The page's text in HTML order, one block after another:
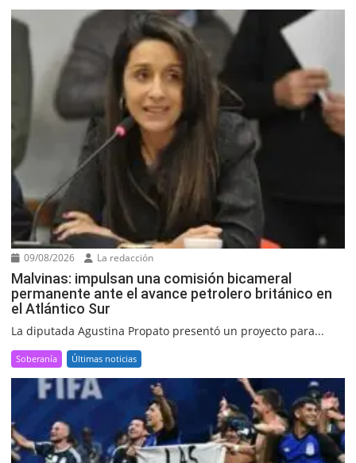
09/08/2026 La redacción
Malvinas: impulsan una comisión bicameral
permanente ante el avance petrolero británico en
el Atlántico Sur
La diputada Agustina Propato presentó un proyecto para...
Soberanía Últimas noticias